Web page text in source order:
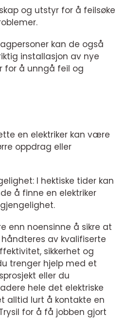
og utstyr for å feilsøke
kan de også
installasjon av nye
for å unngå feil og
en elektriker kan være
oppdrag eller
I hektiske tider kan
å finne en elektriker
enn noensinne å sikre at
av kvalifiserte
sikkerhet og
trenger hjelp med et
eller du
hele det elektriske
alltid lurt å kontakte en
for å få jobben gjort